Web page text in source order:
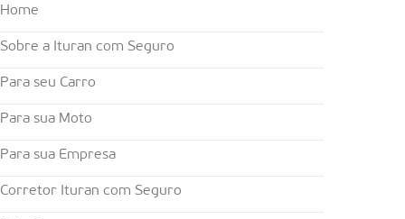
Home
Sobre a Ituran com Seguro
Para seu Carro
Para sua Moto
Para sua Empresa
Corretor Ituran com Seguro